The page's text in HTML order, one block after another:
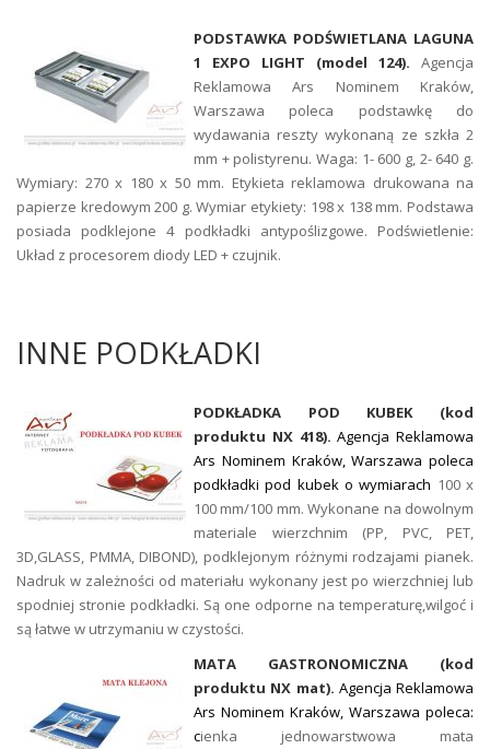
PODSTAWKA PODŚWIETLANA LAGUNA
1 EXPO LIGHT (model 124). Agencja
Reklamowa Ars Nominem Kraków,
Warszawa poleca podstawkę do
wydawania reszty wykonaną ze szkła 2
mm + polistyrenu. Waga: 1- 600 g, 2- 640 g.
Wymiary: 270 x 180 x 50 mm. Etykieta reklamowa drukowana na
papierze kredowym 200 g. Wymiar etykiety: 198 x 138 mm. Podstawa
posiada podklejone 4 podkładki antypoślizgowe. Podświetlenie:
Układ z procesorem diody LED + czujnik.
INNE PODKŁADKI
PODKŁADKA POD KUBEK (kod
produktu NX 418).Agencja Reklamowa
Ars Nominem Kraków, Warszawa poleca
podkładki pod kubek o wymiarach 100 x
100 mm/100 mm. Wykonane na dowolnym
materiale wierzchnim (PP, PVC, PET,
3D,GLASS, PMMA, DIBOND), podklejonym różnymi rodzajami pianek.
Nadruk w zależności od materiału wykonany jest po wierzchniej lub
spodniej stronie podkładki. Są one odporne na temperaturę,wilgoć i
są łatwe w utrzymaniu w czystości.
MATA GASTRONOMICZNA (kod
produktu NX mat). Agencja Reklamowa
Ars Nominem Kraków, Warszawa poleca:
cienka jednowarstwowa mata